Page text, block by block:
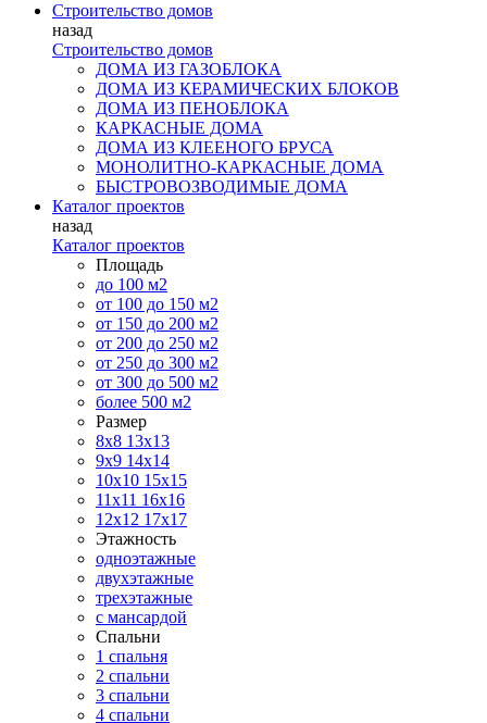
Строительство домов
назад
Строительство домов
ДОМА ИЗ ГАЗОБЛОКА
ДОМА ИЗ КЕРАМИЧЕСКИХ БЛОКОВ
ДОМА ИЗ ПЕНОБЛОКА
КАРКАСНЫЕ ДОМА
ДОМА ИЗ КЛЕЕНОГО БРУСА
МОНОЛИТНО-КАРКАСНЫЕ ДОМА
БЫСТРОВОЗВОДИМЫЕ ДОМА
Каталог проектов
назад
Каталог проектов
Площадь
до 100 м2
от 100 до 150 м2
от 150 до 200 м2
от 200 до 250 м2
от 250 до 300 м2
от 300 до 500 м2
более 500 м2
Размер
8х8 13х13
9х9 14х14
10х10 15х15
11x11 16х16
12х12 17х17
Этажность
одноэтажные
двухэтажные
трехэтажные
с мансардой
Спальни
1 спальня
2 спальни
3 спальни
4 спальни